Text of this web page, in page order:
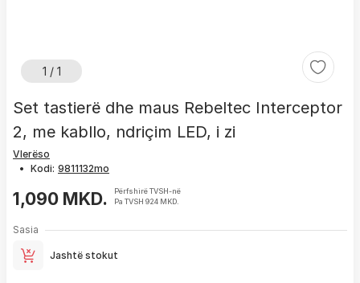
1 / 1
Set tastierë dhe maus Rebeltec Interceptor
2, me kabllo, ndriçim LED, i zi
Vlerëso
• Kodi:
1,090 MKD.
Përfshirë TVSH-në
Pa TVSH 924 MKD.
Sasia
Jashtë stokut